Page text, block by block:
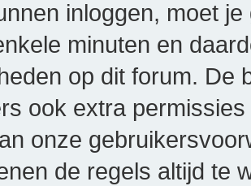
inloggen, moet
minuten en
op dit forum. De
ook extra
onze
de regels altijd te